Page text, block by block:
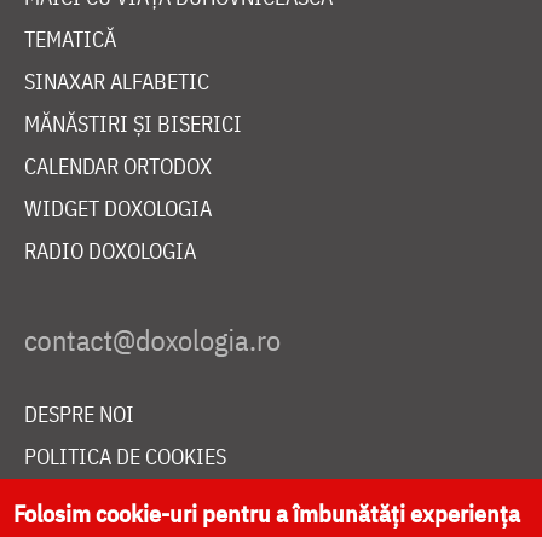
TEMATICĂ
SINAXAR ALFABETIC
MĂNĂSTIRI ȘI BISERICI
CALENDAR ORTODOX
WIDGET DOXOLOGIA
RADIO DOXOLOGIA
DESPRE NOI
POLITICA DE COOKIES
DONEAZĂ ONLINE PENTRU CATEDRALA NAȚIONALĂ
Folosim cookie-uri pentru a îmbunătăți experiența